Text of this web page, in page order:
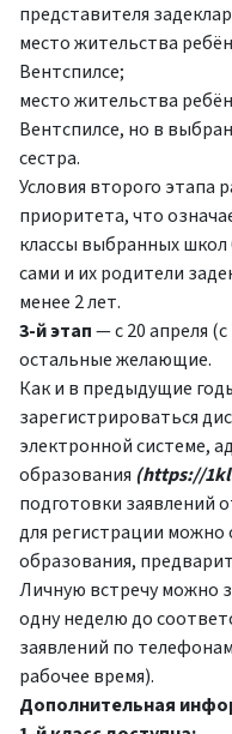
представителя
место жительства
Вентспилсе;
место жительства
Вентспилсе, но в
сестра.
Условия второго этапа
приоритета, что
классы выбранных
сами и их родители
менее 2 лет.
3-й этап— с 20 апреля
остальные желающие.
Как и в предыдущие
зарегистрироваться
электронной системе,
образования (https://
подготовки заявлений
для регистрации
образования,
Личную встречу можно
одну неделю до
заявлений по
рабочее время).
Дополнительная